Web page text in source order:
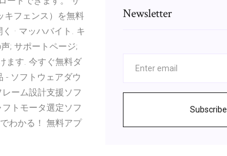
キフェンス）を無料
· マッハバイト. キ
; サポートページ;
ます. 今すぐ無料ダ
- ソフトウェアダウ
ーム設計支援ソフ
トモータ選定ソフ
わかる！ 無料アプ
Newsletter
Subscribe